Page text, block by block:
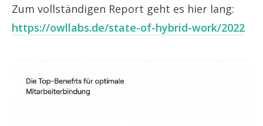
Zum vollständigen Report geht es hier lang:
https://owllabs.de/state-of-hybrid-work/2022